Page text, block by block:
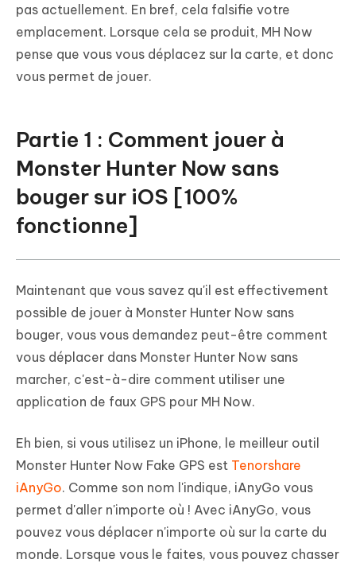
pas actuellement. En bref, cela falsifie votre
emplacement. Lorsque cela se produit, MH Now
pense que vous vous déplacez sur la carte, et donc
vous permet de jouer.
Partie 1 : Comment jouer à
Monster Hunter Now sans
bouger sur iOS [100%
fonctionne]
Maintenant que vous savez qu'il est effectivement
possible de jouer à Monster Hunter Now sans
bouger, vous vous demandez peut-être comment
vous déplacer dans Monster Hunter Now sans
marcher, c'est-à-dire comment utiliser une
application de faux GPS pour MH Now.
Eh bien, si vous utilisez un iPhone, le meilleur outil
Monster Hunter Now Fake GPS est Tenorshare
iAnyGo. Comme son nom l'indique, iAnyGo vous
permet d'aller n'importe où ! Avec iAnyGo, vous
pouvez vous déplacer n'importe où sur la carte du
monde. Lorsque vous le faites, vous pouvez chasser